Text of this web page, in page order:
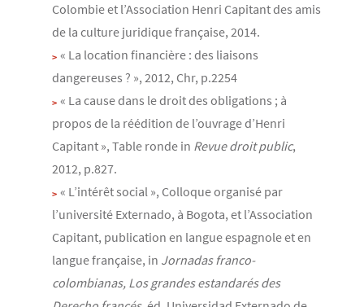
Colombie et l’Association Henri Capitant des amis
de la culture juridique française, 2014.
« La location financière : des liaisons
dangereuses ? », 2012, Chr, p.2254
« La cause dans le droit des obligations ; à
propos de la réédition de l’ouvrage d’Henri
Capitant », Table ronde in Revue droit public,
2012, p.827.
« L’intérêt social », Colloque organisé par
l’université Externado, à Bogota, et l’Association
Capitant, publication en langue espagnole et en
langue française, in Jornadas franco-
colombianas, Los grandes estandarés des